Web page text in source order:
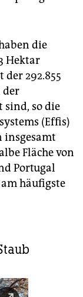
die
Hektar
der 292.855
der
sind, so die
(Effis)
insgesamt
Fläche von
Portugal
häufigste